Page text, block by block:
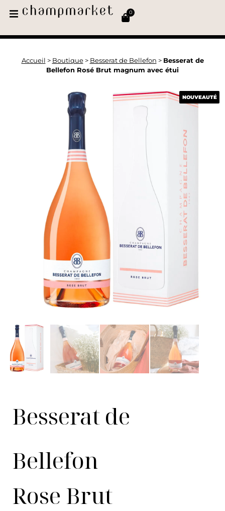
0
Accueil > Boutique> Besserat de Bellefon > Besserat de
Bellefon Rosé Brut magnum avec étui
NOUVEAUTÉ
Besserat de
Bellefon
Rose Brut